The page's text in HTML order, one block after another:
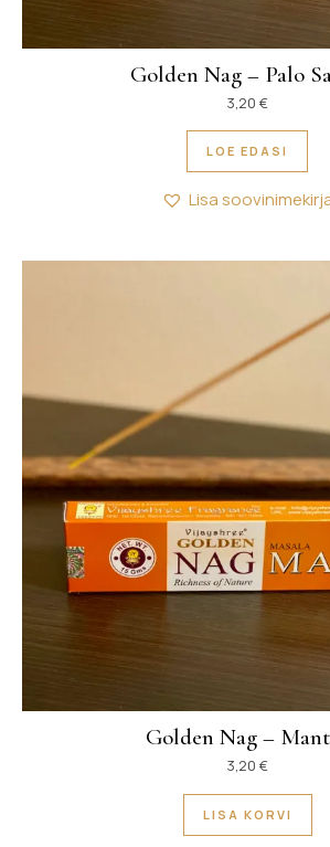
Golden Nag – Palo
3,20 €
LOE EDASI
Lisa
Golden Nag –
3,20 €
LISA KORVI